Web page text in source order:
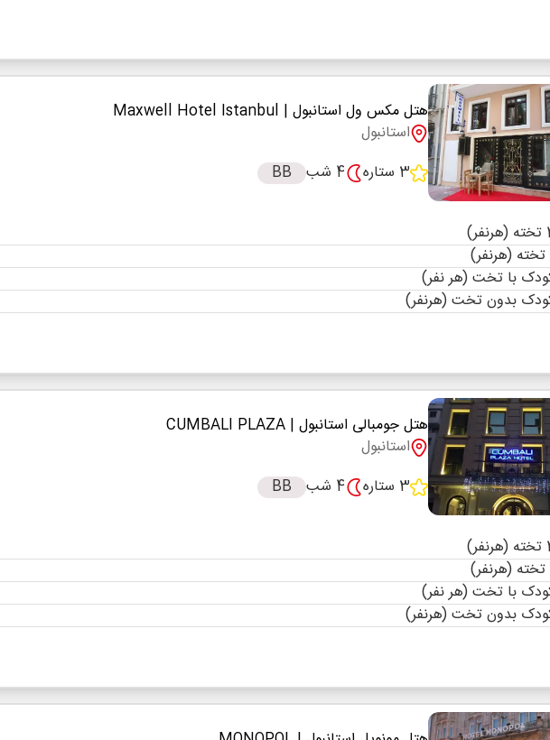
هتل مکس ول استانبول | Maxwell Hotel Istanbul
استانبول
3 ستاره
4 شب BB
با تخت (هر نفر)
بدون تخت (هرنفر)
هتل جومبالی استانبول | CUMBALI PLAZA
استانبول
3 ستاره
4 شب BB
با تخت (هر نفر)
بدون تخت (هرنفر)